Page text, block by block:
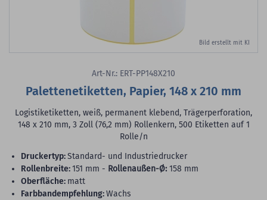
Bild erstellt mit KI
Art-Nr.: ERT-PP148X210
Palettenetiketten, Papier, 148 x 210 mm
Logistiketiketten, weiß, permanent klebend, Trägerperforation,
148 x 210 mm, 3 Zoll (76,2 mm) Rollenkern, 500 Etiketten auf 1
Rolle/n
Druckertyp:Standard- und Industriedrucker
Rollenbreite:151 mm - Rollenaußen-Ø: 158 mm
Oberfläche: matt
Farbbandempfehlung:Wachs